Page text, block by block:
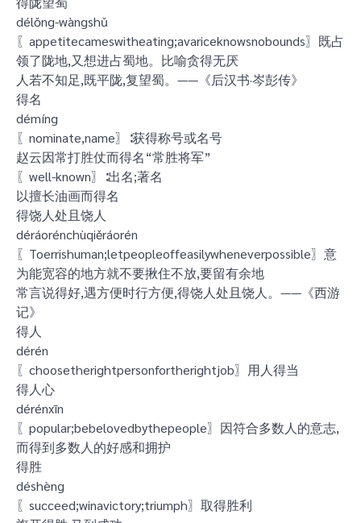
délǒng-wàngshǔ
〖appetitecameswitheating;avariceknowsnobounds〗既占
领了陇地,又想进占蜀地。比喻贪得无厌
人若不知足,既平陇,复望蜀。——《后汉书·岑彭传》
得名
démíng
〖nominate,name〗∶获得称号或名号
赵云因常打胜仗而得名“常胜将军”
〖well-known〗∶出名;著名
以擅长油画而得名
得饶人处且饶人
déráorénchùqiěráorén
〖Toerrishuman;letpeopleoffeasilywheneverpossible〗意
为能宽容的地方就不要揪住不放,要留有余地
常言说得好,遇方便时行方便,得饶人处且饶人。——《西游
记》
得人
dérén
〖choosetherightpersonfortherightjob〗用人得当
得人心
dérénxīn
〖popular;bebelovedbythepeople〗因符合多数人的意志,
而得到多数人的好感和拥护
得胜
déshèng
〖succeed;winavictory;triumph〗取得胜利